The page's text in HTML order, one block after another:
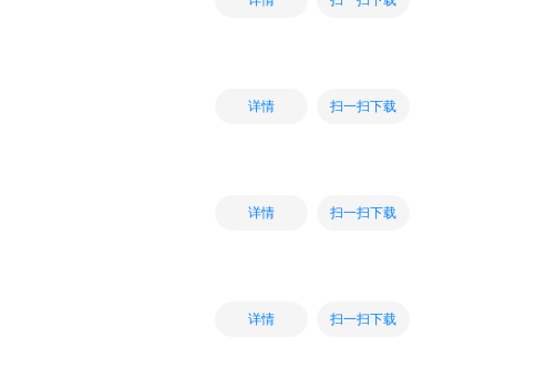
详情 扫一扫下载
详情 扫一扫下载
详情 扫一扫下载